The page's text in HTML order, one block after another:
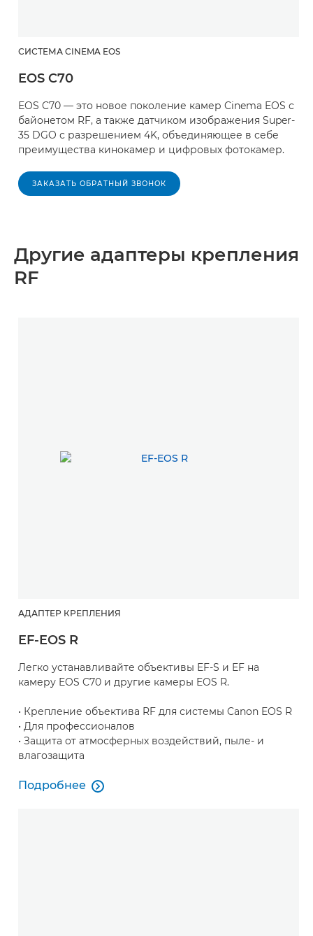
СИСТЕМА CINEMA EOS
EOS C70
EOS C70 — это новое поколение камер Cinema EOS с
байонетом RF, а также датчиком изображения Super-
35 DGO с разрешением 4K, объединяющее в себе
преимущества кинокамер и цифровых фотокамер.
ЗАКАЗАТЬ ОБРАТНЫЙ ЗВОНОК
Другие адаптеры крепления
RF
АДАПТЕР КРЕПЛЕНИЯ
EF-EOS R
Легко устанавливайте объективы EF-S и EF на
камеру EOS C70 и другие камеры EOS R.
• Крепление объектива RF для системы Canon EOS R
• Для профессионалов
• Защита от атмосферных воздействий, пыле- и
влагозащита
Подробнее
Подробнее
